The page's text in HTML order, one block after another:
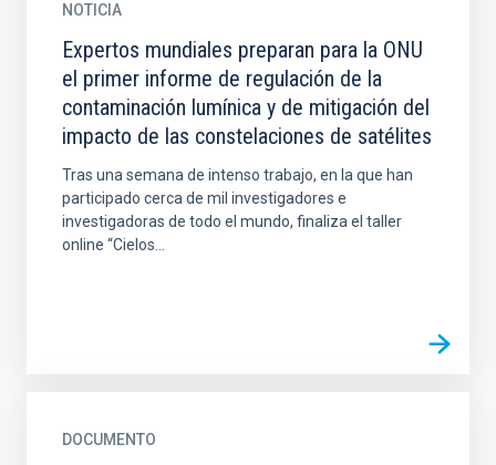
NOTICIA
Expertos mundiales preparan para la ONU
el primer informe de regulación de la
contaminación lumínica y de mitigación del
impacto de las constelaciones de satélites
Tras una semana de intenso trabajo, en la que han
participado cerca de mil investigadores e
investigadoras de todo el mundo, finaliza el taller
online “Cielos...
DOCUMENTO